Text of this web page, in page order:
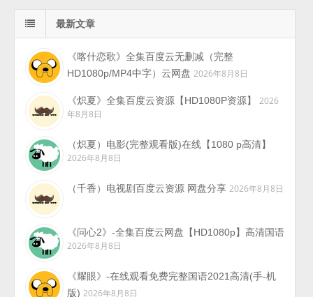
最新文章
《喀什恋歌》全集百度云无删减（完整
HD1080p/MP4中字）云网盘 2026年8月8日
《炽夏》全集百度云资源【HD1080P资源】
2026
年8月8日
（炽夏）电影(完整观看版)在线【1080 p高清】
2026年8月8日
（千香）电视剧百度云资源 网盘分享 2026年8月8日
《问心2》-全集百度云网盘【HD1080p】高清国语
2026年8月8日
《耀眼》-在线观看免费完整国语2021高清(手-机
版) 2026年8月8日